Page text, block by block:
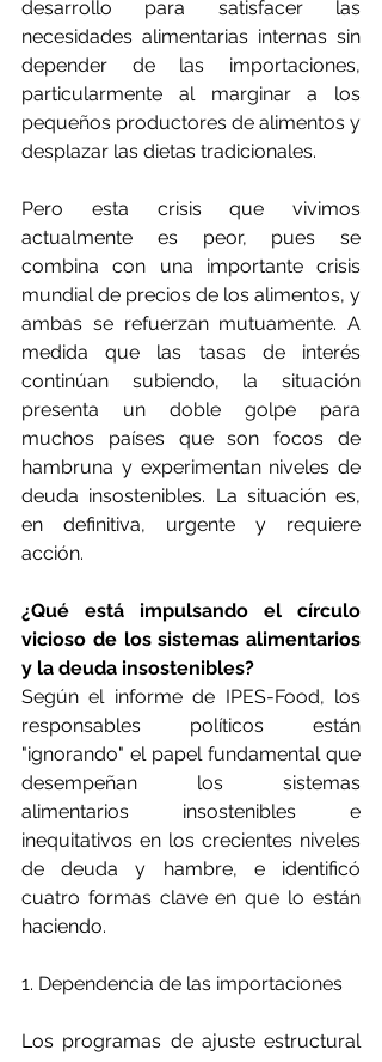
desarrollo para satisfacer las
necesidades alimentarias internas sin
depender de las importaciones,
particularmente al marginar a los
pequeños productores de alimentos y
desplazar las dietas tradicionales.
Pero esta crisis que vivimos
actualmente es peor, pues se
combina con una importante crisis
mundial de precios de los alimentos, y
ambas se refuerzan mutuamente. A
medida que las tasas de interés
continúan subiendo, la situación
presenta un doble golpe para
muchos países que son focos de
hambruna y experimentan niveles de
deuda insostenibles. La situación es,
en definitiva, urgente y requiere
acción.
¿Qué está impulsando el círculo
vicioso de los sistemas alimentarios
y la deuda insostenibles?
Según el informe de IPES-Food, los
responsables políticos están
"ignorando" el papel fundamental que
desempeñan los sistemas
alimentarios insostenibles e
inequitativos en los crecientes niveles
de deuda y hambre, e identificó
cuatro formas clave en que lo están
haciendo.
1. Dependencia de las importaciones
Los programas de ajuste estructural